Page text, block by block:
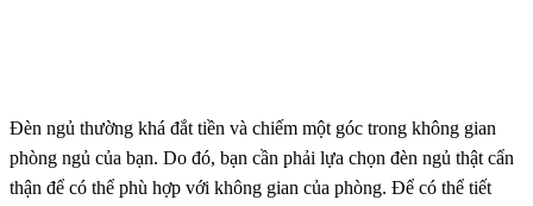
Đèn ngủ thường khá đắt tiền và chiếm một góc trong không gian
phòng ngủ của bạn. Do đó, bạn cần phải lựa chọn đèn ngủ thật cẩn
thận để có thể phù hợp với không gian của phòng. Để có thể tiết